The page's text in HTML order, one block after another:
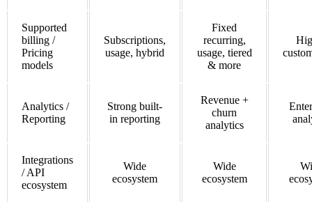
Supported
billing /
Pricing
models
Subscriptions,
usage, hybrid
Fixed
recurring,
usage, tiered
& more
Analytics /
Reporting
Strong built-
in reporting
Revenue +
churn
analytics
Integrations
/ API
ecosystem
Wide
ecosystem
Wide
ecosystem